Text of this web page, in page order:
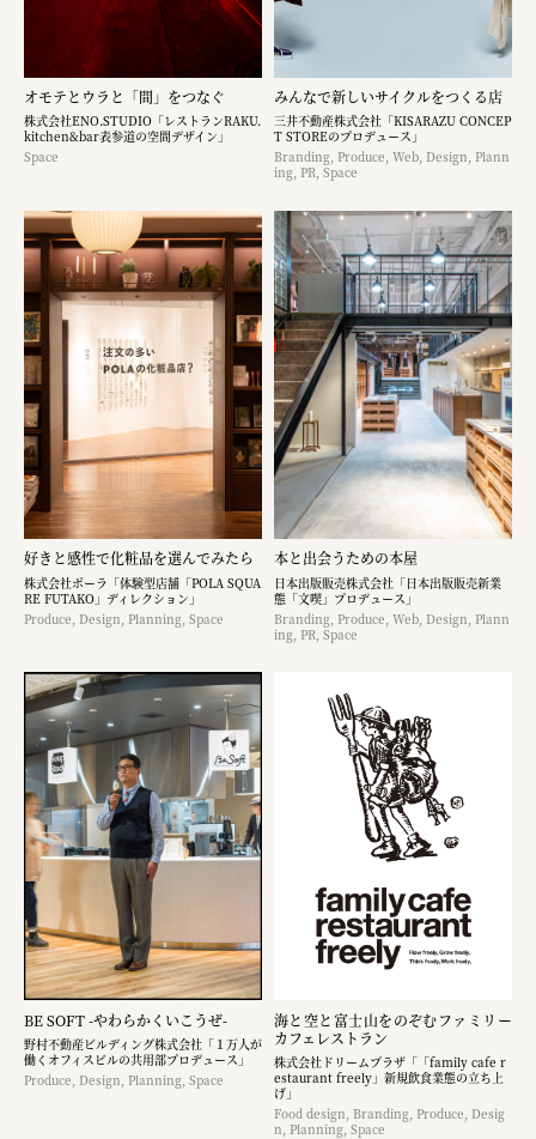
オモテとウラと「間」をつなぐ
株式会社ENO.STUDIO「レストランRAKU.
kitchen&bar表参道の空間デザイン」
Space
みんなで新しいサイクルをつくる店
三井不動産株式会社「KISARAZU CONCEP
T STOREのプロデュース」
Branding, Produce, Web, Design, Plann
ing, PR, Space
好きと感性で化粧品を選んでみたら
株式会社ポーラ「体験型店舗「POLA SQUA
RE FUTAKO」ディレクション」
Produce, Design, Planning, Space
本と出会うための本屋
日本出版販売株式会社「日本出版販売新業
態「文喫」プロデュース」
Branding, Produce, Web, Design, Plann
ing, PR, Space
BE SOFT -やわらかくいこうぜ-
野村不動産ビルディング株式会社「１万人が
働くオフィスビルの共用部プロデュース」
Produce, Design, Planning, Space
海と空と富士山をのぞむファミリー
カフェレストラン
株式会社ドリームプラザ「「family cafe r
estaurant freely」新規飲食業態の立ち上
げ」
Food design, Branding, Produce, Desig
n, Planning, Space